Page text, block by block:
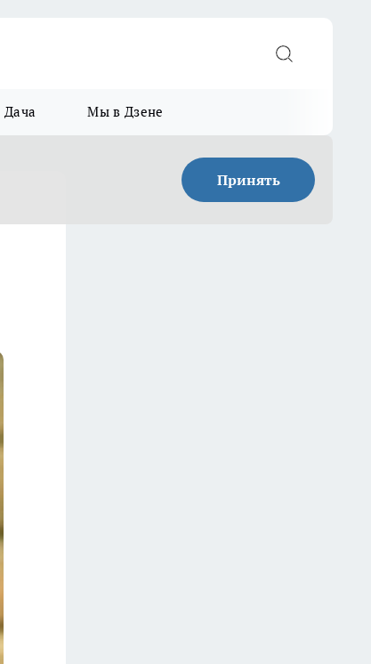
Дача Мы в Дзене
Принять